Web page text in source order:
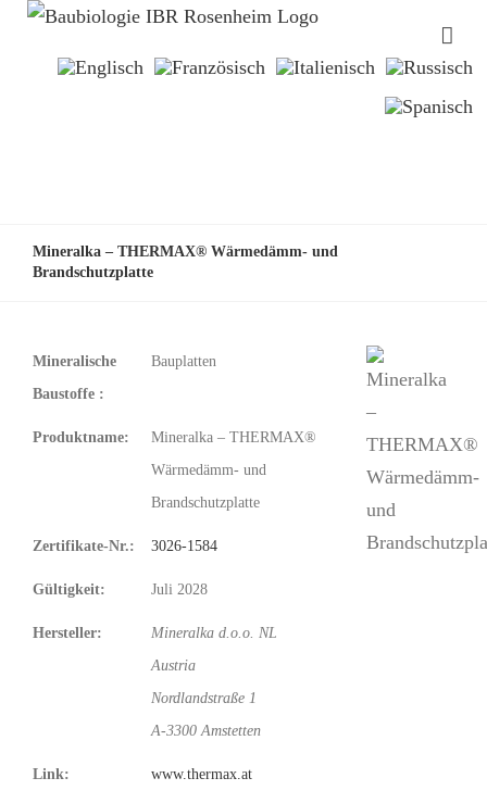
Mineralka – THERMAX® Wärmedämm- und
Brandschutzplatte
Mineralische
Baustoffe :
Bauplatten
Produktname:
Mineralka – THERMAX®
Wärmedämm- und
Brandschutzplatte
Zertifikate-Nr.: 3026-1584
Gültigkeit: Juli 2028
Hersteller:
Mineralka d.o.o. NL
Austria
Nordlandstraße 1
A-3300 Amstetten
Link: www.thermax.at